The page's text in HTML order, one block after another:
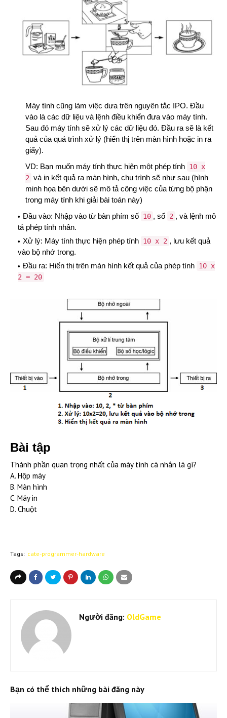
Máy tính cũng làm việc dưa trên nguyên tắc IPO. Đầu
vào là các dữ liệu và lệnh điều khiển đưa vào máy tính.
Sau đó máy tính sẽ xử lý các dữ liệu đó. Đầu ra sẽ là kết
quả của quá trình xử lý (hiển thị trên màn hình hoặc in ra
giấy).
VD: Bạn muốn máy tính thực hiện một phép tính 10 x
2 và in kết quả ra màn hình, chu trình sẽ như sau (hình
minh họa bên dưới sẽ mô tả công việc của từng bộ phận
trong máy tính khi giải bài toán này)
Đầu vào: Nhập vào từ bàn phím số 10 , số 2 , và lệnh mô
tả phép tính nhân.
Xử lý: Máy tính thực hiện phép tính 10 x 2 , lưu kết quả
vào bộ nhớ trong.
Đầu ra: Hiển thị trên màn hình kết quả của phép tính 10 x
2 = 20
Bài tập
Thành phần quan trọng nhất của máy tính cá nhân là gì?
A. Hộp máy
B. Màn hình
C. Máy in
D. Chuột
Tags: cate-programmer-hardware
Người đăng: OldGame
Bạn có thể thích những bài đăng này